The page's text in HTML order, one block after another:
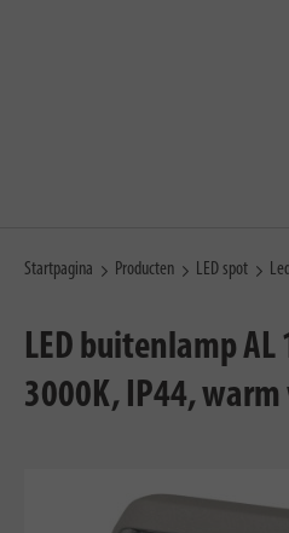
Startpagina Producten LED spot
LED buitenlamp
3000K, IP44,